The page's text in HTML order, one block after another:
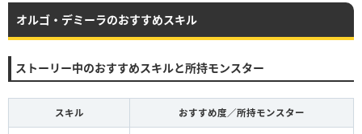
さまようよろい 【鉄鋼砦の魔界】初級
デビルアーマー 【鉄鋼砦の魔界】初級
じごくのもんば
【鉄鋼砦の魔界】上級
／ヘルバトラー城
なし
オルゴ・デミーラのおすすめスキル
ストーリー中のおすすめスキルと所持モンスター
スキル おすすめ度／所持モンスター